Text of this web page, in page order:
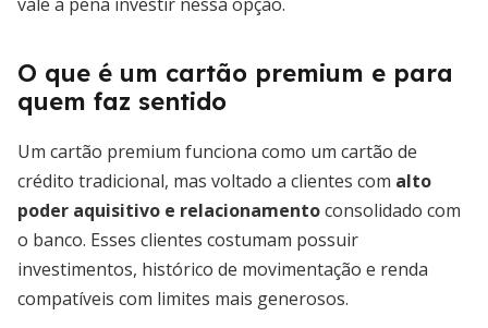
O que é um cartão premium e para
quem faz sentido
Um cartão premium funciona como um cartão de
crédito tradicional, mas voltado a clientes com alto
poder aquisitivo e relacionamentoconsolidado com
o banco. Esses clientes costumam possuir
investimentos, histórico de movimentação e renda
compatíveis com limites mais generosos.